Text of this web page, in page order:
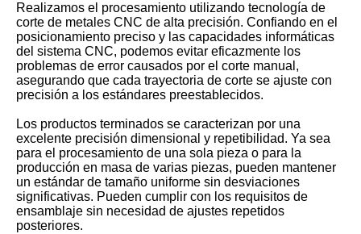
Realizamos el procesamiento utilizando tecnología de
corte de metales CNC de alta precisión. Confiando en el
posicionamiento preciso y las capacidades informáticas
del sistema CNC, podemos evitar eficazmente los
problemas de error causados ​​por el corte manual,
asegurando que cada trayectoria de corte se ajuste con
precisión a los estándares preestablecidos.
Los productos terminados se caracterizan por una
excelente precisión dimensional y repetibilidad. Ya sea
para el procesamiento de una sola pieza o para la
producción en masa de varias piezas, pueden mantener
un estándar de tamaño uniforme sin desviaciones
significativas. Pueden cumplir con los requisitos de
ensamblaje sin necesidad de ajustes repetidos
posteriores.